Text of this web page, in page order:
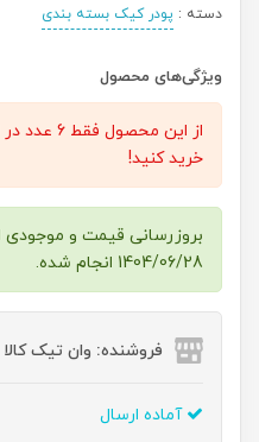
دسته : پودر کیک بسته بندی
ویژگی‌های محصول
از این
خرید کنید!
بروزرسانی قیمت و موجودی
1404/06/28 انجام شده.
فروشنده: وان تیک کالا
آماده ارسال